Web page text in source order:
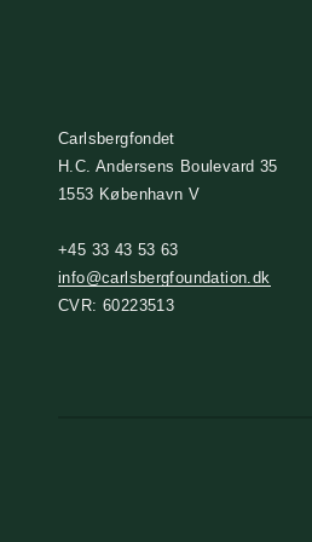
Carlsbergfondet
H.C. Andersens Boulevard 35
1553 København V
+45 33 43 53 63
info@carlsbergfoundation.dk
CVR: 60223513